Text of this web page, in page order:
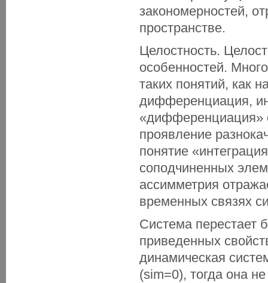
закономерностей,
пространстве.
Целостность.
особенностей.
таких понятий, как
дифференциация,
«дифференциация»
проявление
понятие
соподчиненных
ассимметрия
временных связях
Система перестает
приведенных
динамическая
(sim=0), тогда она